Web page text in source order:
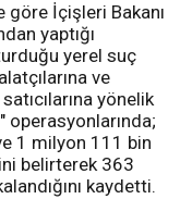
göre İçişleri Bakanı
yaptığı
yerel suç
ve
yönelik
1 milyon 111 bin
belirterek 363
kaydetti.